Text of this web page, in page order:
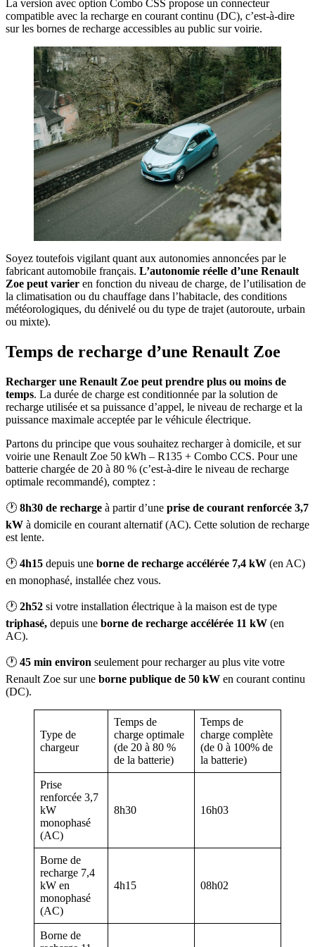
La version avec option Combo CSS propose un connecteur
compatible avec la recharge en courant continu (DC), c’est-à-dire
sur les bornes de recharge accessibles au public sur voirie.
Soyez toutefois vigilant quant aux autonomies annoncées par le
fabricant automobile français. L’autonomie réelle d’une Renault
Zoe peut varier en fonction du niveau de charge, de l’utilisation de
la climatisation ou du chauffage dans l’habitacle, des conditions
météorologiques, du dénivelé ou du type de trajet (autoroute, urbain
ou mixte).
Temps de recharge d’une Renault Zoe
Recharger une Renault Zoe peut prendre plus ou moins de
temps. La durée de charge est conditionnée par la solution de
recharge utilisée et sa puissance d’appel, le niveau de recharge et la
puissance maximale acceptée par le véhicule électrique.
Partons du principe que vous souhaitez recharger à domicile, et sur
voirie une Renault Zoe 50 kWh – R135 + Combo CCS. Pour une
batterie chargée de 20 à 80 % (c’est-à-dire le niveau de recharge
optimale recommandé), comptez :
🕐 8h30 de recharge à partir d’une prise de courant renforcée 3,7
kW à domicile en courant alternatif (AC). Cette solution de recharge
est lente.
🕐 4h15 depuis une borne de recharge accélérée 7,4 kW (en AC)
en monophasé, installée chez vous.
🕐 2h52 si votre installation électrique à la maison est de type
triphasé, depuis une borne de recharge accélérée 11 kW (en
AC).
🕐 45 min environ seulement pour recharger au plus vite votre
Renault Zoe sur une borne publique de 50 kW en courant continu
(DC).
Type de
chargeur
Temps de
charge optimale
(de 20 à 80 %
de la batterie)
Temps de
charge complète
(de 0 à 100% de
la batterie)
Prise
renforcée 3,7
kW
monophasé
(AC)
8h30 16h03
Borne de
recharge 7,4
kW en
monophasé
(AC)
4h15 08h02
Borne de